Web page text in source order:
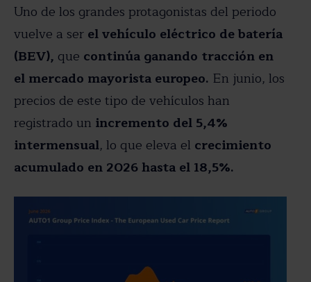
Uno de los grandes protagonistas del periodo
vuelve a ser el vehículo eléctrico de batería
(BEV), que continúa ganando tracción en
el mercado mayorista europeo. En junio, los
precios de este tipo de vehículos han
registrado un incremento del 5,4%
intermensual, lo que eleva el crecimiento
acumulado en 2026 hasta el 18,5%.